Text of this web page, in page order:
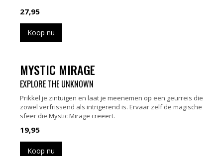
27,95
Koop nu
MYSTIC MIRAGE
EXPLORE THE UNKNOWN
Prikkel je zintuigen en laat je meenemen op een geurreis die
zowel verfrissend als intrigerend is. Ervaar zelf de magische
sfeer die Mystic Mirage creëert.
19,95
Koop nu